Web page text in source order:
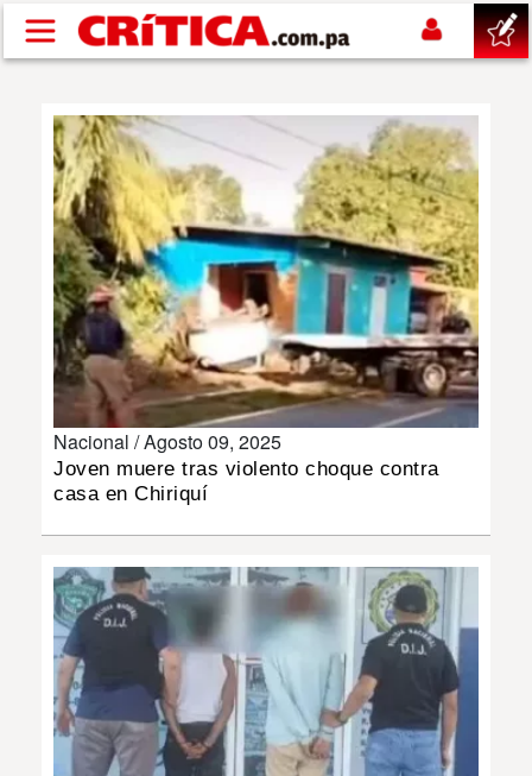
Pasar al contenido principal
SUCESOS
NACIONAL
POLÍTICA
SHOW
DEPORTES
INSÓLITAS
MULTIMEDIA
IMPRESO
Nacional /Agosto 09, 2025
Joven muere tras violento choque contra
casa en Chiriquí